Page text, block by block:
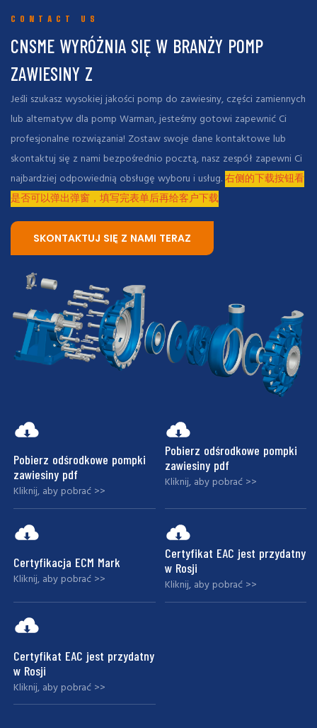
CONTACT US
CNSME WYRÓŻNIA SIĘ W BRANŻY POMP
ZAWIESINY Z
Jeśli szukasz wysokiej jakości pomp do zawiesiny, części zamiennych
lub alternatyw dla pomp Warman, jesteśmy gotowi zapewnić Ci
profesjonalne rozwiązania! Zostaw swoje dane kontaktowe lub
skontaktuj się z nami bezpośrednio pocztą, nasz zespół zapewni Ci
najbardziej odpowiednią obsługę wyboru i usług.右侧的下载按钮看
是否可以弹出弹窗，填写完表单后再给客户下载
SKONTAKTUJ SIĘ Z NAMI TERAZ
Pobierz odśrodkowe pompki
zawiesiny pdf
Kliknij, aby pobrać >>
Pobierz odśrodkowe pompki
zawiesiny pdf
Kliknij, aby pobrać >>
Certyfikacja ECM Mark
Kliknij, aby pobrać >>
Certyfikat EAC jest przydatny
w Rosji
Kliknij, aby pobrać >>
Certyfikat EAC jest przydatny
w Rosji
Kliknij, aby pobrać >>